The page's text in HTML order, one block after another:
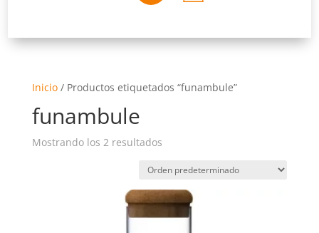
Inicio/ Productos etiquetados “funambule”
funambule
Mostrando los 2 resultados